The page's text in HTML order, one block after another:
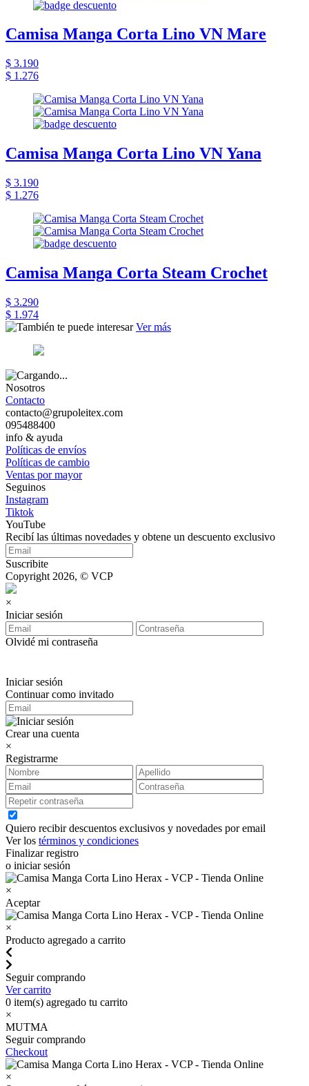
Camisa Manga Corta Lino VN Mare
$ 3.190
$ 1.276
Camisa Manga Corta Lino VN Yana
$ 3.190
$ 1.276
Camisa Manga Corta Steam Crochet
$ 3.290
$ 1.974
Ver más
Nosotros
Contacto
contacto@grupoleitex.com
095488400
info & ayuda
Políticas de envíos
Políticas de cambio
Ventas por mayor
Seguinos
Instagram
Tiktok
YouTube
Recibí las últimas novedades y obtene un descuento exclusivo
Suscribite
Copyright 2026, © VCP
×
Iniciar sesión
Olvidé mi contraseña
Iniciar sesión
Continuar como invitado
Crear una cuenta
×
Registrarme
Quiero recibir descuentos exclusivos y novedades por email
Ver los términos y condiciones
Finalizar registro
o iniciar sesión
×
Aceptar
×
Producto agregado a carrito
Seguir comprando
Ver carrito
0 item(s) agregado tu carrito
×
MUTMA
Seguir comprando
Checkout
×